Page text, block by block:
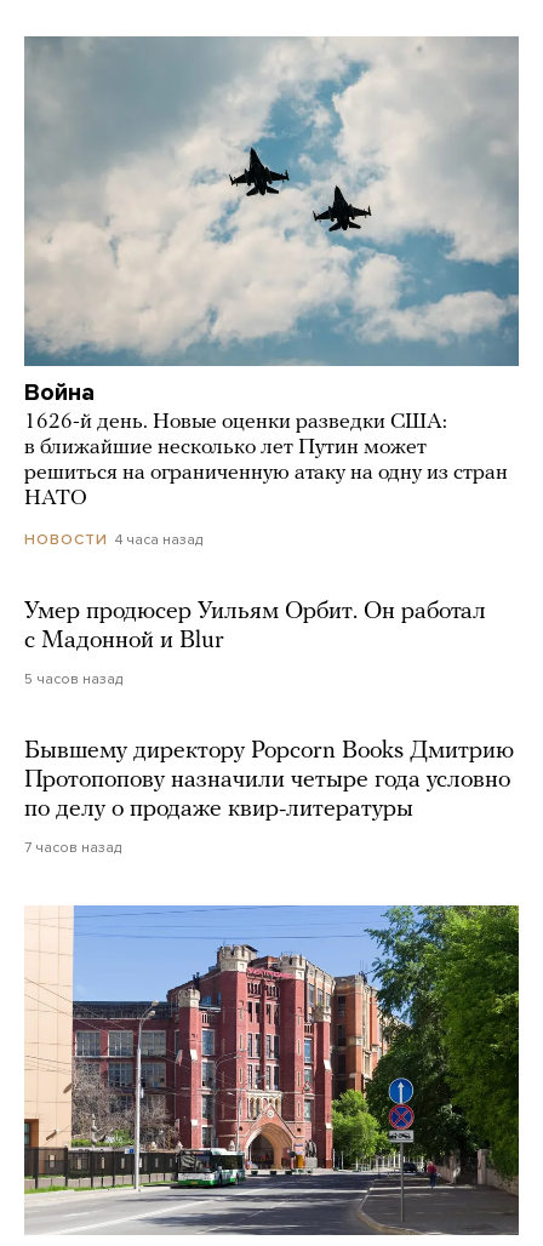
Война
1626-й день. Новые оценки разведки США:
в ближайшие несколько лет Путин может
решиться на ограниченную атаку на одну из стран
НАТО
НОВОСТИ 4 часа назад
Умер продюсер Уильям Орбит. Он работал
с Мадонной и Blur
5 часов назад
Бывшему директору Popcorn Books Дмитрию
Протопопову назначили четыре года условно
по делу о продаже квир-литературы
7 часов назад